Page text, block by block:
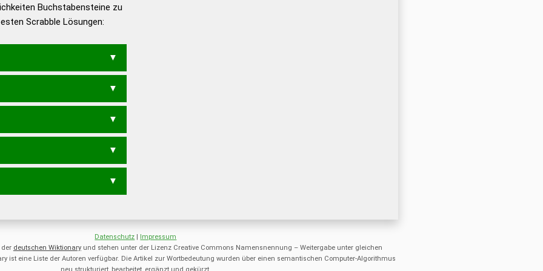
– Die deutsche Grammatik
– Deutsches
Buchstabensteine zu
Scrabble Lösungen:
Datenschutz | Impressum
der deutschen Wiktionaryund stehen unter der Lizenz Creative Commons Namensnennung – Weitergabe unter gleichen
ist eine Liste der Autoren verfügbar. Die Artikel zur Wortbedeutung wurden über einen semantischen Computer-Algorithmus
neu strukturiert, bearbeitet, ergänzt und gekürzt.